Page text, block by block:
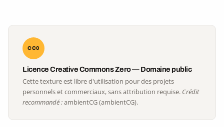
CC0
Licence Creative Commons Zero — Domaine public
Cette texture est libre d'utilisation pour des projets
personnels et commerciaux, sans attribution requise. Crédit
recommandé :ambientCG (ambientCG).